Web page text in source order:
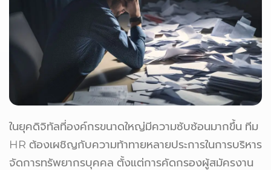
ในยุคดิจิทัลที่องค์กรขนาดใหญ่มีความซับซ้อนมากขึ้น ทีม
HR ต้องเผชิญกับความท้าทายหลายประการในการบริหาร
จัดการทรัพยากรบุคคล ตั้งแต่การคัดกรองผู้สมัครงาน